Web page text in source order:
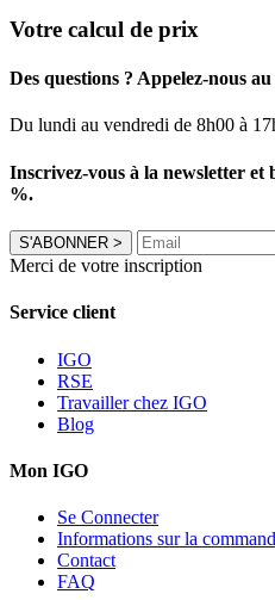
Votre calcul de prix
Des questions ? Appelez-nous au
Du lundi au vendredi de 8h00 à
Inscrivez-vous à la newsletter et
%.
S'ABONNER >
Merci de votre inscription
Service client
IGO
RSE
Travailler chez IGO
Blog
Mon IGO
Se Connecter
Informations sur la
Contact
FAQ